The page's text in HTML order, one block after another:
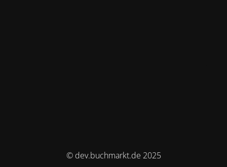
© dev.buchmarkt.de 2025